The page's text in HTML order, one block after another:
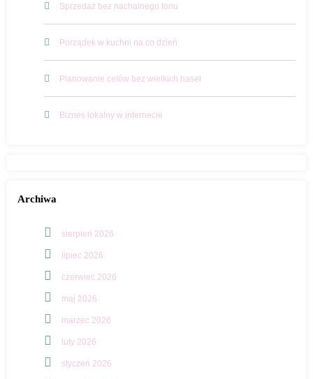
Sprzedaż bez nachalnego tonu
Porządek w kuchni na co dzień
Planowanie celów bez wielkich haseł
Biznes lokalny w internecie
Archiwa
sierpień 2026
lipiec 2026
czerwiec 2026
maj 2026
marzec 2026
luty 2026
styczeń 2026